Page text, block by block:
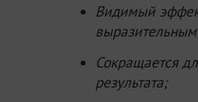
Видимый
Сокращается
результата;